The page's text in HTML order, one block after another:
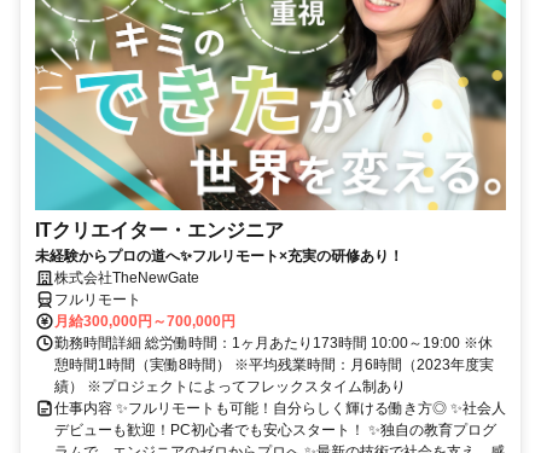
ITクリエイター・エンジニア
未経験からプロの道へ✨フルリモート×充実の研修あり！
株式会社TheNewGate
フルリモート
月給300,000円～700,000円
勤務時間詳細 総労働時間：1ヶ月あたり173時間 10:00～19:00 ※休
憩時間1時間（実働8時間） ※平均残業時間：月6時間（2023年度実
績） ※プロジェクトによってフレックスタイム制あり
仕事内容 ✨フルリモートも可能！自分らしく輝ける働き方◎ ✨社会人
デビューも歓迎！PC初心者でも安心スタート！ ✨独自の教育プログ